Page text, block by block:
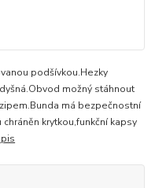
podšívkou.Hezky
možný stáhnout
má bezpečnostní
krytkou,funkční kapsy